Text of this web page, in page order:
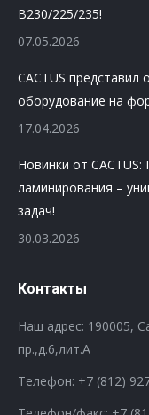
B230/225/235!
07.05.2026
CACTUS
оборудование на
17.04.2026
Новинки от
ламинирования –
задач!
30.03.2026
Контакты
Наш адрес: 190005,
пр.,д.6,лит.А
Телефон: +7 (812)